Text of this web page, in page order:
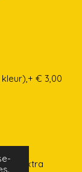
€ 3,00
een extra